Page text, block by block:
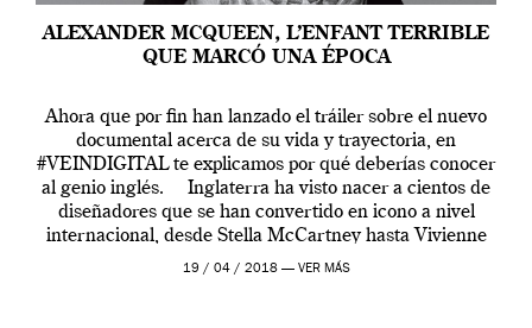
ALEXANDER MCQUEEN, L’ENFANT TERRIBLE
QUE MARCÓ UNA ÉPOCA
Ahora que por fin han lanzado el tráiler sobre el nuevo
documental acerca de su vida y trayectoria, en
#VEINDIGITAL te explicamos por qué deberías conocer
al genio inglés. Inglaterra ha visto nacer a cientos de
diseñadores que se han convertido en icono a nivel
internacional, desde Stella McCartney hasta Vivienne
Westwood pasando […]
19 / 04 / 2018 — VER MÁS